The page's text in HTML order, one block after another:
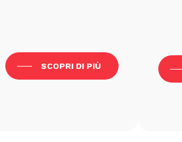
SCOPRI DI PIÙ